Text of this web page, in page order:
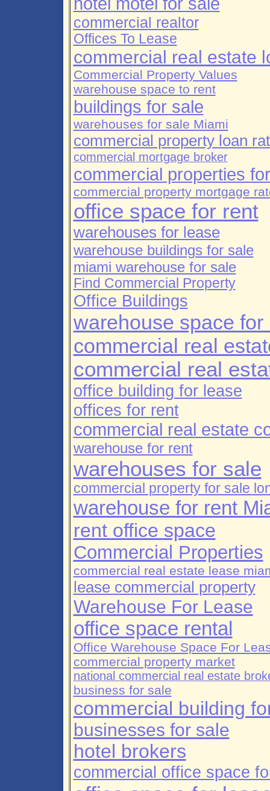
commercial realtor
Offices To Lease
commercial real estate
Commercial Property Values
warehouse space to rent
buildings for sale
warehouses for sale Miami
commercial property loan
commercial mortgage broker
commercial properties
commercial property mortgage
office space for rent
warehouses for lease
warehouse buildings for sale
miami warehouse for sale
Find Commercial Property
Office Buildings
warehouse space for
commercial real
commercial real
office building for lease
offices for rent
commercial real estate
warehouse for rent
warehouses for sale
commercial property for sale
warehouse for rent
rent office space
Commercial Properties
commercial real estate lease
lease commercial property
Warehouse For Lease
office space rental
Office Warehouse Space For
commercial property market
national commercial real estate
business for sale
commercial building
businesses for sale
hotel brokers
commercial office space